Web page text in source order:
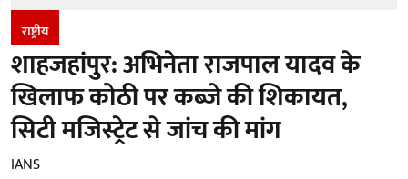
राष्ट्रीय
शाहजहांपुर: अभिनेता राजपाल यादव के
खिलाफ कोठी पर कब्जे की शिकायत,
सिटी मजिस्ट्रेट से जांच की मांग
IANS